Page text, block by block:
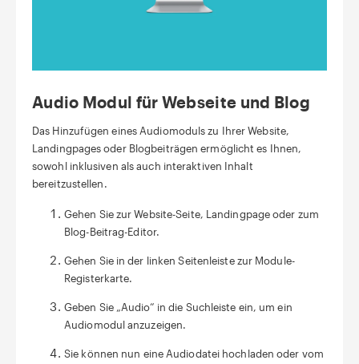
Audio Modul für Webseite und Blog
Das Hinzufügen eines Audiomoduls zu Ihrer Website,
Landingpages oder Blogbeiträgen ermöglicht es Ihnen,
sowohl inklusiven als auch interaktiven Inhalt
bereitzustellen.
Gehen Sie zur Website-Seite, Landingpage oder zum
Blog-Beitrag-Editor.
Gehen Sie in der linken Seitenleiste zur Module-
Registerkarte.
Geben Sie „Audio“ in die Suchleiste ein, um ein
Audiomodul anzuzeigen.
Sie können nun eine Audiodatei hochladen oder vom